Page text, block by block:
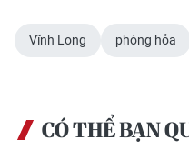
CÁC CHUYÊN TRANG
Vĩnh Long phóng hỏa
CÓ THỂ BẠN